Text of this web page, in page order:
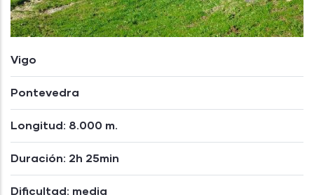
Vigo
Pontevedra
Longitud: 8.000 m.
Duración: 2h 25min
Dificultad: media